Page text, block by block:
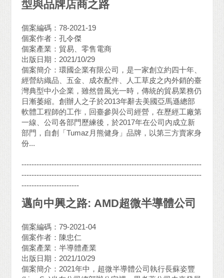
型與品牌店商之路
個案編碼：78-2021-19
個案作者：孔令傑
個案產業：貿易、零售電商
出版日期：2021/10/29
個案簡介：環國企業有限公司，是一家創立約四十年、
經營紡織品、五金、成衣配件、人工草皮之內外銷的臺
灣典型中小企業，雖然曾風光一時，傳統的貿易業務仍
日漸萎縮。創辦人之子於2013年辭去美國亞馬遜總部
軟體工程師的工作，回臺參與公司經營，在歷經工廠第
一線、公司各部門歷練後，於2017年在公司內成立新
部門，自創「Tumaz月熊健身」品牌，以第三方賣家身
份...
------------------------------------------------------------------------
------------------------------------------------------------------------
-----------------------
邁向中興之路: AMD超微半導體公司
個案編碼：79-2021-04
個案作者：陳忠仁
個案產業：半導體產業
出版日期：2021/10/29
個案簡介：2021年中，超微半導體公司執行長蘇姿豐